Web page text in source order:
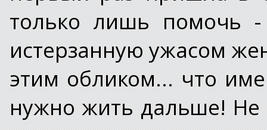
только лишь помочь -
истерзанную ужасом
этим обликом... что
нужно жить дальше! Не